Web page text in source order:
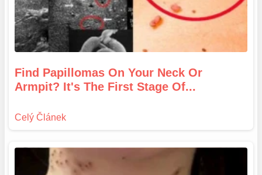
Find Papillomas On Your Neck Or
Armpit? It's The First Stage Of...